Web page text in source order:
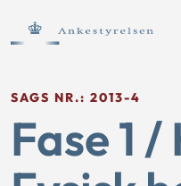
SAGS NR.: 2013-4
Fase 1